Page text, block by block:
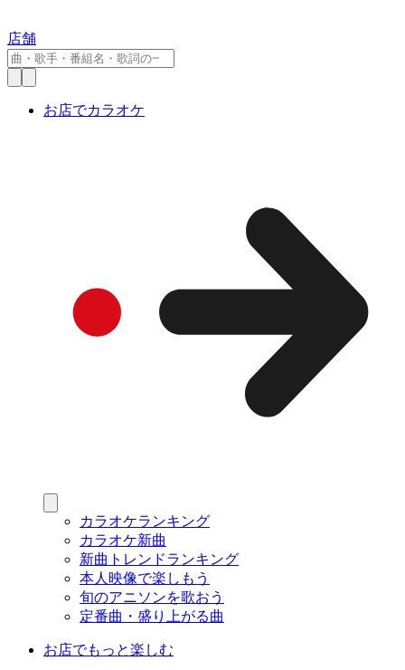
店舗
お店でカラオケ
カラオケランキング
カラオケ新曲
新曲トレンドランキング
本人映像で楽しもう
旬のアニソンを歌おう
定番曲・盛り上がる曲
お店でもっと楽しむ